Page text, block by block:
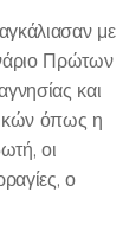
με
Πρώτων
και
όπως η
οι
ο